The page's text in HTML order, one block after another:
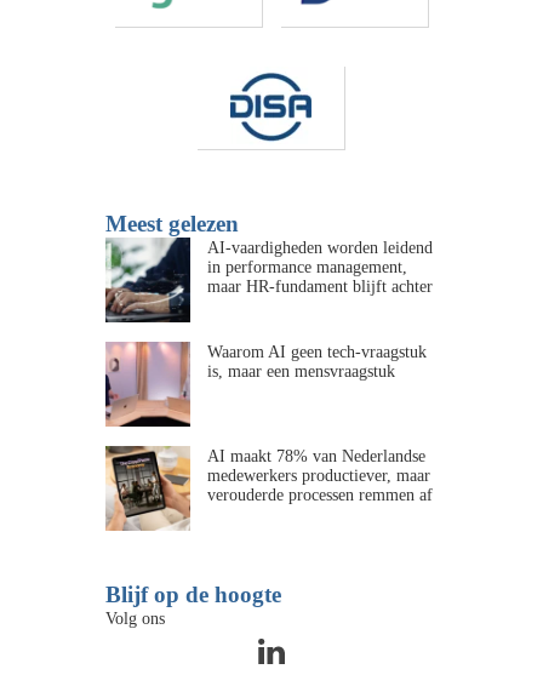
Meest gelezen
AI-vaardigheden worden leidend
in performance management,
maar HR-fundament blijft achter
Waarom AI geen tech-vraagstuk
is, maar een mensvraagstuk
AI maakt 78% van Nederlandse
medewerkers productiever, maar
verouderde processen remmen af
Blijf op de hoogte
Volg ons